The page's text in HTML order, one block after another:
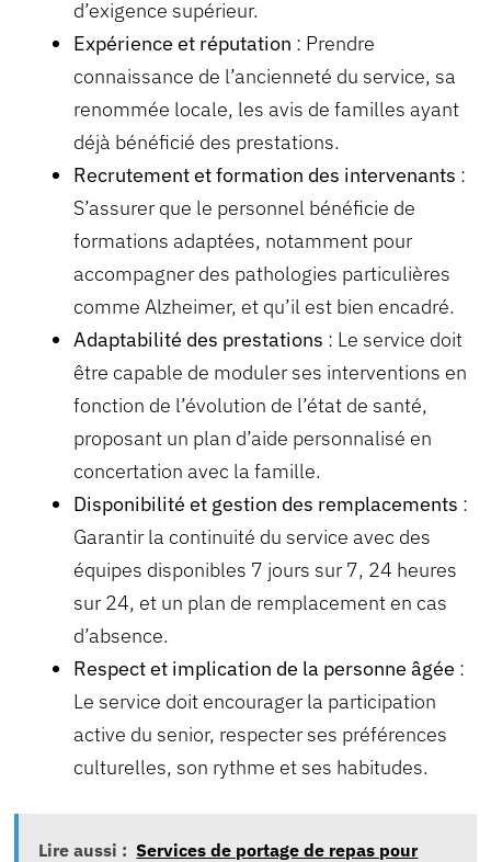
d’exigence supérieur.
Expérience et réputation : Prendre
connaissance de l’ancienneté du service, sa
renommée locale, les avis de familles ayant
déjà bénéficié des prestations.
Recrutement et formation des intervenants :
S’assurer que le personnel bénéficie de
formations adaptées, notamment pour
accompagner des pathologies particulières
comme Alzheimer, et qu’il est bien encadré.
Adaptabilité des prestations : Le service doit
être capable de moduler ses interventions en
fonction de l’évolution de l’état de santé,
proposant un plan d’aide personnalisé en
concertation avec la famille.
Disponibilité et gestion des remplacements :
Garantir la continuité du service avec des
équipes disponibles 7 jours sur 7, 24 heures
sur 24, et un plan de remplacement en cas
d’absence.
Respect et implication de la personne âgée :
Le service doit encourager la participation
active du senior, respecter ses préférences
culturelles, son rythme et ses habitudes.
Lire aussi : Services de portage de repas pour